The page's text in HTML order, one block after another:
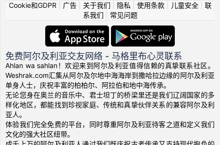
Cookie和GDPR
广告| 关于我们 隐私 使用条款| 儿童安全| 联
系我们
常见问题
免费阿尔及利亚交友网络 - 马格里布心灵联系
Ahlan wa sahlan！欢迎来到阿尔及利亚值得信赖的真挚联系社区。
Weshrak.com汇集从阿尔及尔地中海海岸到撒哈拉边缘的阿尔及利亚
单身人士，庆祝丰富的柏柏尔、阿拉伯和地中海传承。
无论您身在奥兰的音乐中、君士坦丁的桥梁里还是我们辽阔国家的多
样化地区，都能找到珍视家庭、传统和真挚伙伴关系的兼容阿尔及利
亚人。
体验我们完全免费的平台，同时尊重阿尔及利亚待客之道和定义我们
文化的强大社区纽带。